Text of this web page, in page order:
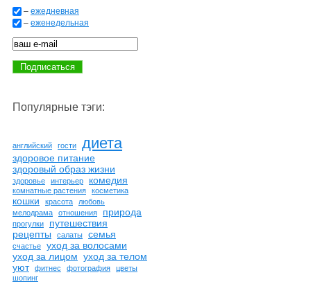
– ежедневная
– еженедельная
Популярные тэги:
английский гости диета
здоровое питание
здоровый образ жизни
здоровье интерьер комедия
комнатные растения косметика
кошки красота
любовь
мелодрама
отношения природа
прогулки
путешествия
рецепты
салаты семья
счастье
уход за волосами
уход за лицом уход за телом
уют
фитнес фотография
цветы
шопинг